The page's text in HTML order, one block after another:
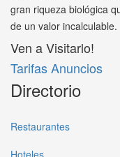
gran riqueza biológica
de un valor incalculable.
Ven a Visitarlo!
Tarifas Anuncios
Directorio
Restaurantes
Hoteles